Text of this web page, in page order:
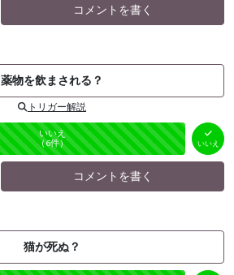
コメントを書く
薬物を飲まされる？
トリガー解説
いいえ
（6件） いいえ
コメントを書く
猫が死ぬ？